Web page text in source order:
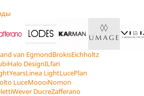
van EgmondBrokisEichholtz
Halo DesignILfari
Linea LightLucePlan
LuceMoooiNomon
Wever DucreZafferano